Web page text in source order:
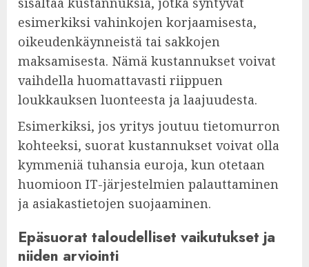
esimerkiksi vahinkojen korjaamisesta,
oikeudenkäynneistä tai sakkojen
maksamisesta. Nämä kustannukset voivat
vaihdella huomattavasti riippuen
loukkauksen luonteesta ja laajuudesta.
Esimerkiksi, jos yritys joutuu tietomurron
kohteeksi, suorat kustannukset voivat olla
kymmeniä tuhansia euroja, kun otetaan
huomioon IT-järjestelmien palauttaminen
ja asiakastietojen suojaaminen.
Epäsuorat taloudelliset vaikutukset ja
niiden arviointi